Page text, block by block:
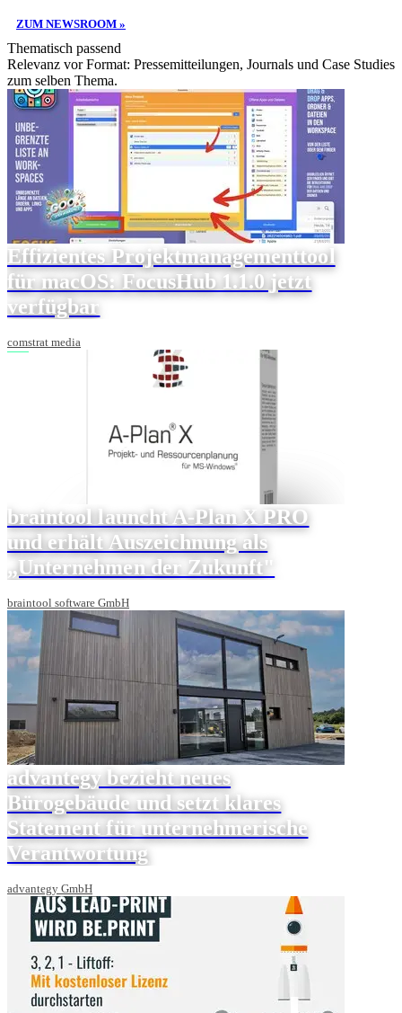
ZUM NEWSROOM »
Thematisch passend
Relevanz vor Format: Pressemitteilungen, Journals und Case Studies
zum selben Thema.
Effizientes Projektmanagementtool
für macOS: FocusHub 1.1.0 jetzt
verfügbar
comstrat media
braintool launcht A-Plan X PRO
und erhält Auszeichnung als
„Unternehmen der Zukunft"
braintool software GmbH
advantegy bezieht neues
Bürogebäude und setzt klares
Statement für unternehmerische
Verantwortung
advantegy GmbH